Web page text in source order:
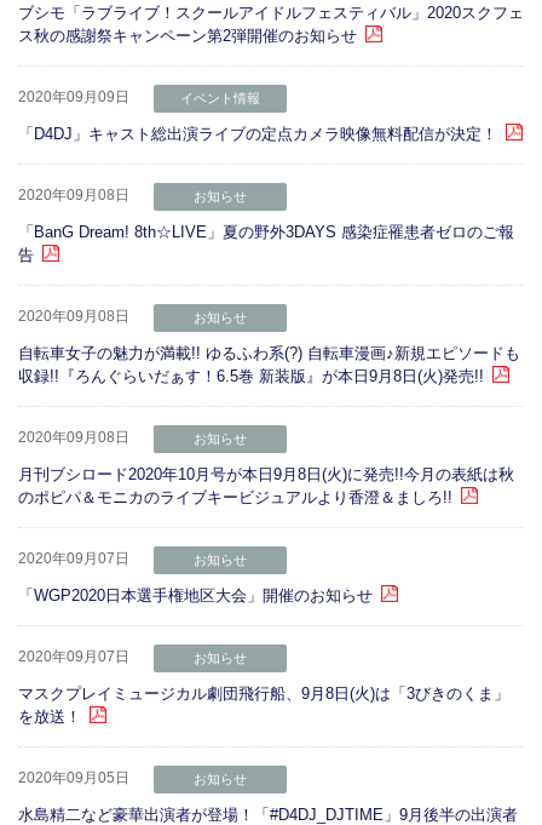
ブシモ「ラブライブ！スクールアイドルフェスティバル」2020スクフェ
ス秋の感謝祭キャンペーン第2弾開催のお知らせ
2020年09月09日 イベント情報
「D4DJ」キャスト総出演ライブの定点カメラ映像無料配信が決定！
2020年09月08日 お知らせ
「BanG Dream! 8th☆LIVE」夏の野外3DAYS 感染症罹患者ゼロのご報
告
2020年09月08日 お知らせ
自転車女子の魅力が満載!! ゆるふわ系(?) 自転車漫画♪新規エピソードも
収録!!『ろんぐらいだぁす！6.5巻 新装版』が本日9月8日(火)発売!!
2020年09月08日 お知らせ
月刊ブシロード2020年10月号が本日9月8日(火)に発売!!今月の表紙は秋
のポピパ＆モニカのライブキービジュアルより香澄＆ましろ!!
2020年09月07日 お知らせ
「WGP2020日本選手権地区大会」開催のお知らせ
2020年09月07日 お知らせ
マスクプレイミュージカル劇団飛行船、9月8日(火)は「3びきのくま」
を放送！
2020年09月05日 お知らせ
水島精二など豪華出演者が登場！「#D4DJ_DJTIME」9月後半の出演者